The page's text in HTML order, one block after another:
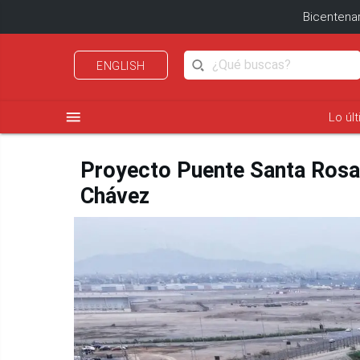
ENGLISH
menu Lo
Proyecto Puente Santa
Chávez